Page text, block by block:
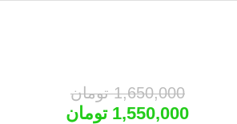
1,650,000 تومان
1,550,000 تومان